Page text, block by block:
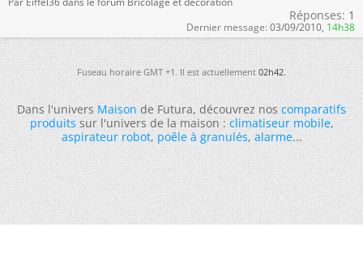
Réponses: 1
Dernier message: 03/09/2010, 14h38
Fuseau horaire GMT +1. Il est actuellement02h42.
Dans l'universMaisonde Futura, découvrez noscomparatifs
produitssur l'univers de la maison :climatiseur mobile,
aspirateur robot,poêle à granulés,alarme...